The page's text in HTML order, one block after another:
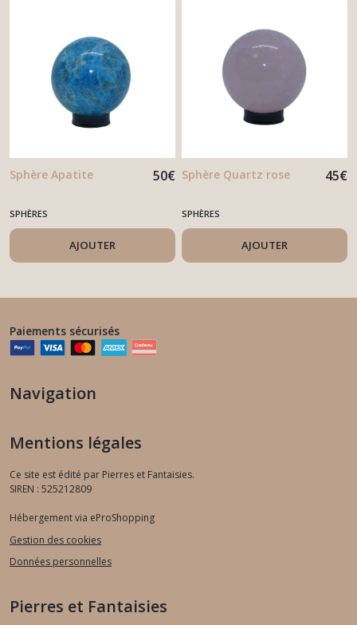
Sphère Apatite 50€
SPHÈRES
AJOUTER
Sphère Quartz rose 45€
SPHÈRES
AJOUTER
Paiements sécurisés
Navigation
Mentions légales
Ce site est édité par Pierres et Fantaisies.
SIREN : 525212809
Hébergement via eProShopping
Gestion des cookies
Données personnelles
Pierres et Fantaisies